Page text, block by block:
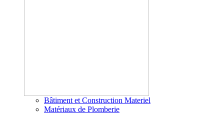
Bâtiment et Construction Materiel
Matériaux de Plomberie